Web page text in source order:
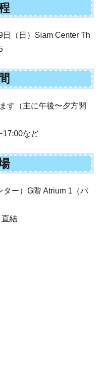
（日）Siam Center Th
す（主に午後〜夕方開
17:00など
ター）G階 Atrium 1（バ
結